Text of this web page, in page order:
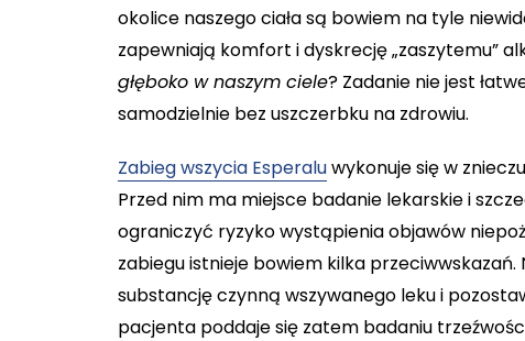
okolice naszego ciała są bowiem na tyle
zapewniają komfort i dyskrecję „zaszytemu”
głęboko w naszym ciele? Zadanie nie jest
samodzielnie bez uszczerbku na zdrowiu.
Zabieg wszycia Esperaluwykonuje się w
Przed nim ma miejsce badanie lekarskie i
ograniczyć ryzyko wystąpienia objawów
zabiegu istnieje bowiem kilka
substancję czynną wszywanego leku i
pacjenta poddaje się zatem badaniu